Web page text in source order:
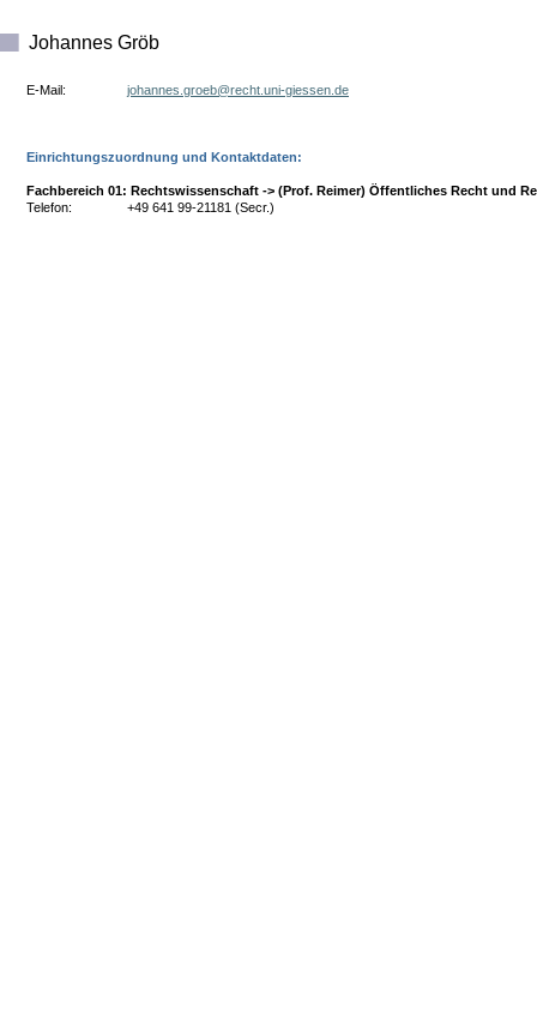
Johannes Gröb
E-Mail: ed.nesseig-inu.thcer@beorg.sennahoj
Einrichtungszuordnung und Kontaktdaten:
Fachbereich 01: Rechtswissenschaft -> (Prof. Reimer) Öffentliches Recht und
Telefon:
+49 641 99-21181 (Secr.)